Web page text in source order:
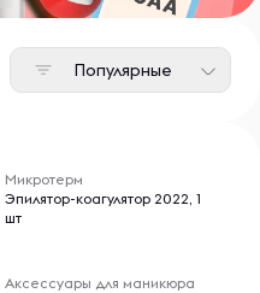
Популярные
Микротерм
Эпилятор-коагулятор 2022, 1
шт
Аксессуары для маникюра